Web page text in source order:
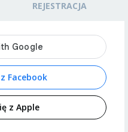
REJESTRACJA
Facebook
z Apple